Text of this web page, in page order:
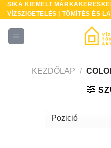
Skip
to
content
SIKA KIEMELT
VÍZSZIGETELÉS | TÖMÍTÉS ÉS
KEZDŐLAP /